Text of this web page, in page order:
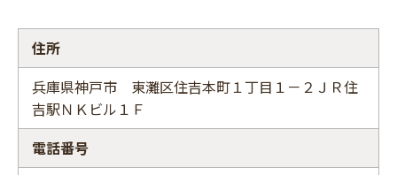
お役立ちコラム
専門家インタビュー
住所
兵庫県神戸市 東灘区住吉本町１丁目１－２ＪＲ住
吉駅ＮＫビル１Ｆ
電話番号